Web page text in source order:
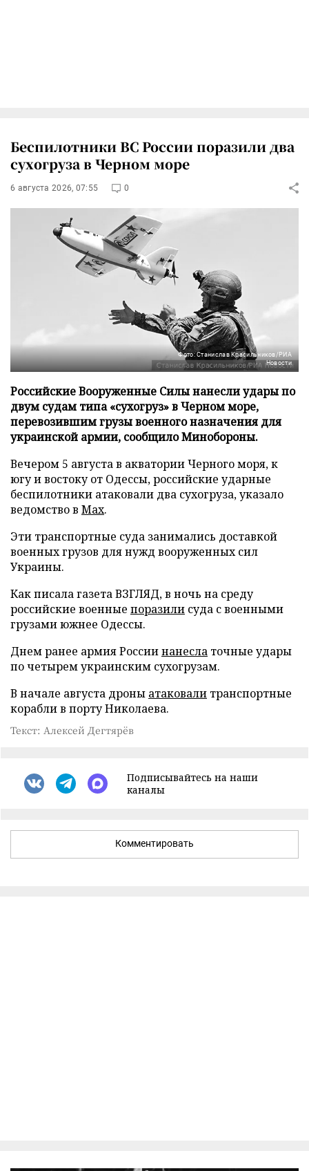
Беспилотники ВС России поразили два
сухогруза в Черном море
6 августа 2026, 07:55 0
Фото: Станислав Красильников/РИА
Новости
Российские Вооруженные Силы нанесли удары по
двум судам типа «сухогруз» в Черном море,
перевозившим грузы военного назначения для
украинской армии, сообщило Минобороны.
Вечером 5 августа в акватории Черного моря, к
югу и востоку от Одессы, российские ударные
беспилотники атаковали два сухогруза, указало
ведомство в Max.
Эти транспортные суда занимались доставкой
военных грузов для нужд вооруженных сил
Украины.
Как писала газета ВЗГЛЯД, в ночь на среду
российские военные поразили суда с военными
грузами южнее Одессы.
Днем ранее армия Россиинанесла точные удары
по четырем украинским сухогрузам.
В начале августа дроны атаковали транспортные
корабли в порту Николаева.
Текст: Алексей Дегтярёв
Подписывайтесь на наши
каналы
Комментировать